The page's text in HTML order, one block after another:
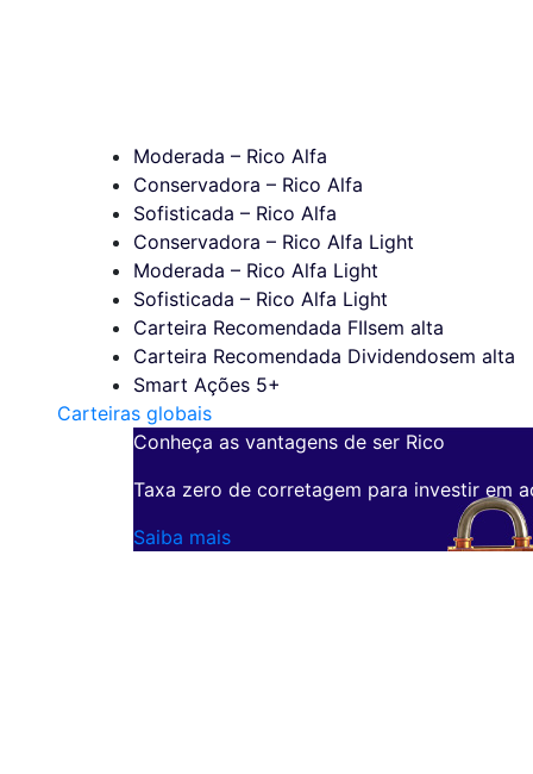
Moderada – Rico Alfa
Conservadora – Rico Alfa
Sofisticada – Rico Alfa
Conservadora – Rico Alfa Light
Moderada – Rico Alfa Light
Sofisticada – Rico Alfa Light
Carteira Recomendada FIIsem alta
Carteira Recomendada Dividendosem alta
Smart Ações 5+
Carteiras globais
Conheça as vantagens de ser Rico
Taxa zero de corretagem para investir em
Saiba mais